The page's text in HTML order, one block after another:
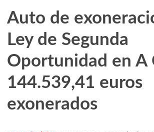
Auto de
Ley de Segunda
Oportunidad en A
144.539,41 euros
exonerados